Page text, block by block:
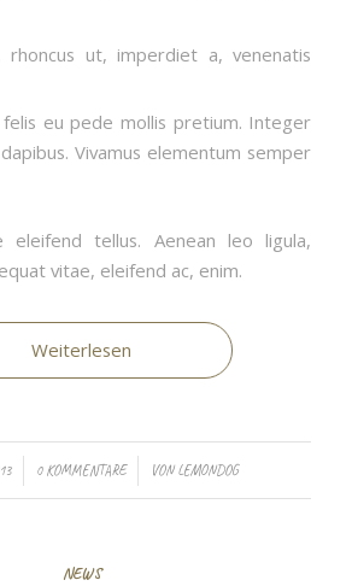
rhoncus ut, imperdiet a, venenatis
felis eu pede mollis pretium. Integer
Vivamus elementum semper
eleifend tellus. Aenean leo ligula,
vitae, eleifend ac, enim.
Weiterlesen
0 KOMMENTARE
/ VONLEMONDOG
NEWS